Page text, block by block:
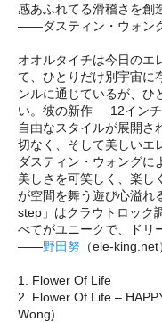
感あふれてる滑稽さを創
――ダスティン・ウォン
オオルタイチは今日のエ
て、ひとりだけ別宇宙に
ンルに通じているが、ひ
い。彼の新作──12イン
自由なスタイルが展開さ
切なく、そして美しいエ
ダスティン・ウォングに
美しさを可笑しく、楽し
が空間を舞う遊び心溢れ
step」はクラウトロック
べてがユニークで、ドリ
――野田努 （ele-king.net
1. Flower Of Life
2. Flower Of Life –
Wong)